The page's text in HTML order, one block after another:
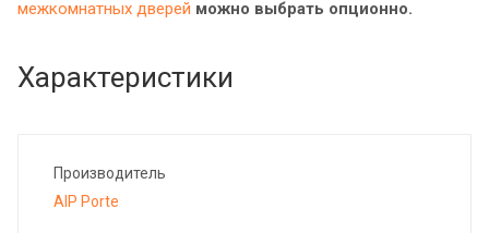
межкомнатных дверей можно выбрать опционно.
Характеристики
Производитель
AIP Porte